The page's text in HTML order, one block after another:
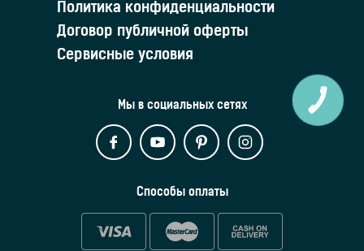
Политика конфиденциальности
Договор публичной оферты
Сервисные условия
Мы в социальных сетях
Способы оплаты